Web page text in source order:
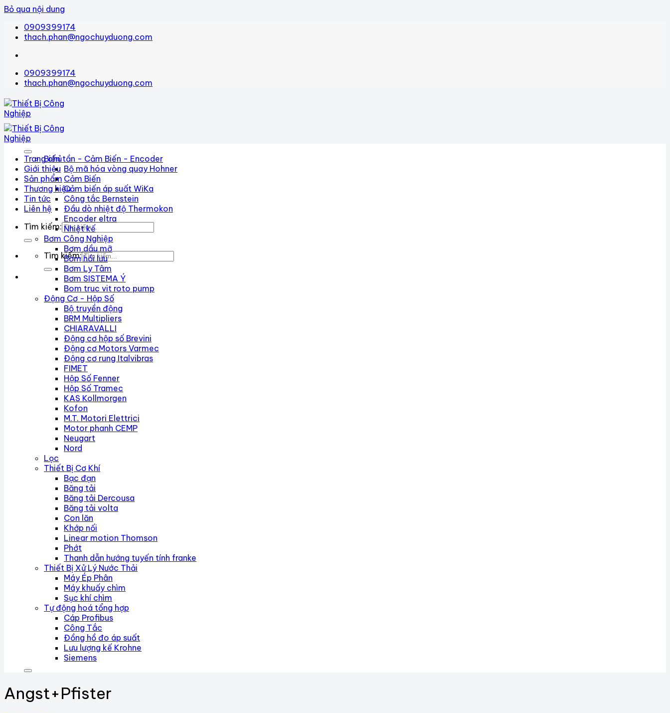
Bỏ qua nội dung
0909399174
thach.phan@ngochuyduong.com
0909399174
thach.phan@ngochuyduong.com
Trang chủ
Giới thiệu
Sản phẩm
Thương hiệu
Tin tức
Liên hệ
Tìm kiếm:
Tìm kiếm:
Biến tần - Cảm Biến - Encoder
Bộ mã hóa vòng quay Hohner
Cảm Biến
Cảm biến áp suất WiKa
Công tắc Bernstein
Đầu dò nhiệt độ Thermokon
Encoder eltra
Nhiệt kế
Bơm Công Nghiệp
Bơm dầu mỡ
Bơm hồi lưu
Bơm Ly Tâm
Bơm SISTEMA Ý
Bom truc vit roto pump
Động Cơ - Hộp Số
Bộ truyền động
BRM Multipliers
CHIARAVALLI
Động cơ hộp số Brevini
Động cơ Motors Varmec
Động cơ rung Italvibras
FIMET
Hộp Số Fenner
Hộp Số Tramec
KAS Kollmorgen
Kofon
M.T. Motori Elettrici
Motor phanh CEMP
Neugart
Nord
Lọc
Thiết Bị Cơ Khí
Bạc đạn
Băng tải
Băng tải Dercousa
Băng tải volta
Con lăn
Khớp nối
Linear motion Thomson
Phớt
Thanh dẫn hướng tuyến tính franke
Thiết Bị Xử Lý Nước Thải
Máy Ép Phân
Máy khuấy chìm
Sục khí chìm
Tự động hoá tổng hợp
Cáp Profibus
Công Tắc
Đồng hồ đo áp suất
Lưu lượng kế Krohne
Siemens
Angst+Pfister